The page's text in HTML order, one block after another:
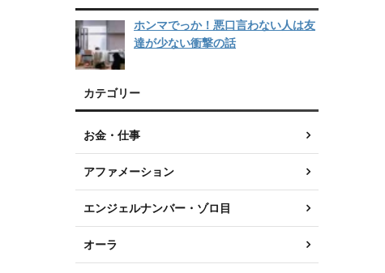
ホンマでっか！悪口言わない人は友
達が少ない衝撃の話
カテゴリー
お金・仕事
アファメーション
エンジェルナンバー・ゾロ目
オーラ